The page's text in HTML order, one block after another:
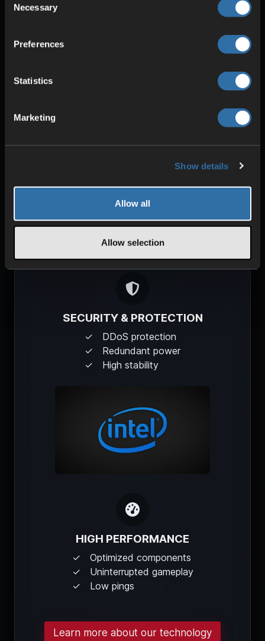
Selection
Necessary
Preferences
Statistics
Marketing
Show details
Allow all
Allow selection
SSD storage
SECURITY & PROTECTION
DDoS protection
Redundant power
High stability
HIGH PERFORMANCE
Optimized components
Uninterrupted gameplay
Low pings
Learn more about our technology